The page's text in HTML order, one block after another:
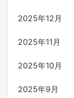
2025年12月
2025年11月
2025年10月
2025年9月